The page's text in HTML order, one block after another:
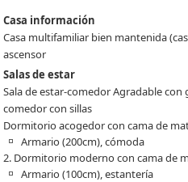
Casa información
Casa multifamiliar bien mantenida
ascensor
Salas de estar
Sala de estar-comedor Agradable
comedor con sillas
Dormitorio acogedor con cama de
Armario (200cm), cómoda
2. Dormitorio moderno con cama de
Armario (100cm), estantería